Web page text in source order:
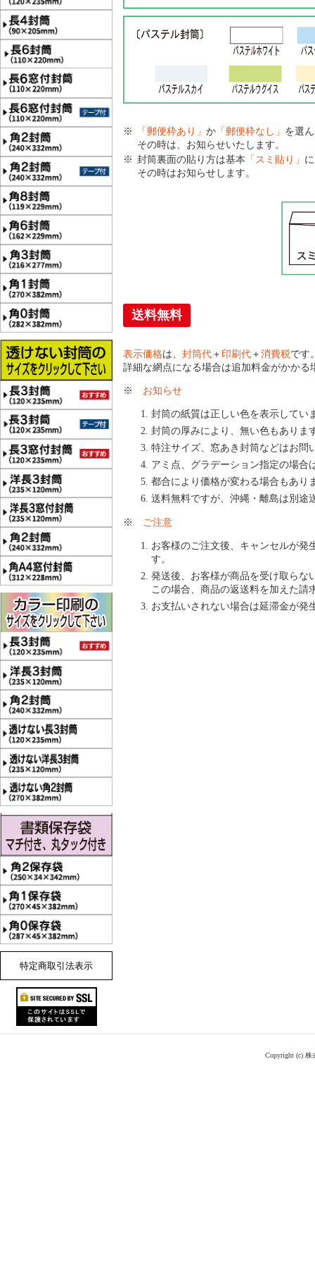
特定商取引法表示
「郵便枠あり」 か 「郵便枠なし」 を選
その時は、お知らせいたします。
封筒裏面の貼り方は基本 「スミ貼り」
その時はお知らせします。
送料無料
表示価格は、 封筒代 ＋ 印刷代 ＋ 消費税です
詳細な網点になる場合は追加料金がかかる
※ お知らせ
封筒の紙質は正しい色を表示してい
封筒の厚みにより、無い色もありま
特注サイズ、窓あき封筒などはお問
アミ点、グラデーション指定の場合
都合により価格が変わる場合もあり
送料無料ですが、沖縄・離島は別途
※ ご注意
お客様のご注文後、キャンセルが発
す。
発送後、お客様が商品を受け取らな
この場合、商品の返送料を加えた請
お支払いされない場合は延滞金が発
Copyright (c)